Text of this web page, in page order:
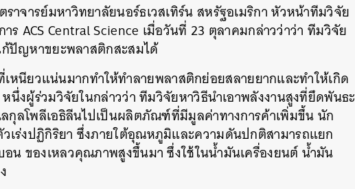
ราจารย์มหาวิทยาลัยนอร์ธเวสเทิร์นสหรัฐอเมริกาหัวหน้าทีมวิจัย
รACS Central Science เมื่อวันที่ 23 ตุลาคมกล่าวว่าว่า ทีมวิจัย
ปัญหาขยะพลาสติกสะสมได้
นียวแน่นมากทำให้ทำลายพลาสติกย่อยสลายยากและทำให้เกิด
หนึ่งผู้ร่วมวิจัยในกล่าวว่าทีมวิจัยหาวิธีนำเอาพลังงานสูงที่ยึดพันธะ
ลกุลโพลีเอธิลีนไปเป็นผลิตภัณฑ์ที่มีมูลค่าทางการค้าเพิ่มขึ้นนัก
เร่งปฏิกิริยา ซึ่งภายใต้อุณหภูมิและความดันปกติสามารถแยก
อนของเหลวคุณภาพสูงขึ้นมาซึ่งใช้ในน้ำมันเครื่องยนต์น้ำมัน